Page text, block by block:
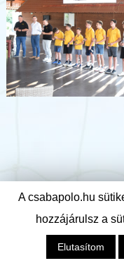
© Csabai Csirkefogók
A csabapolo.hu
hozzájárulsz a
Elutasítom